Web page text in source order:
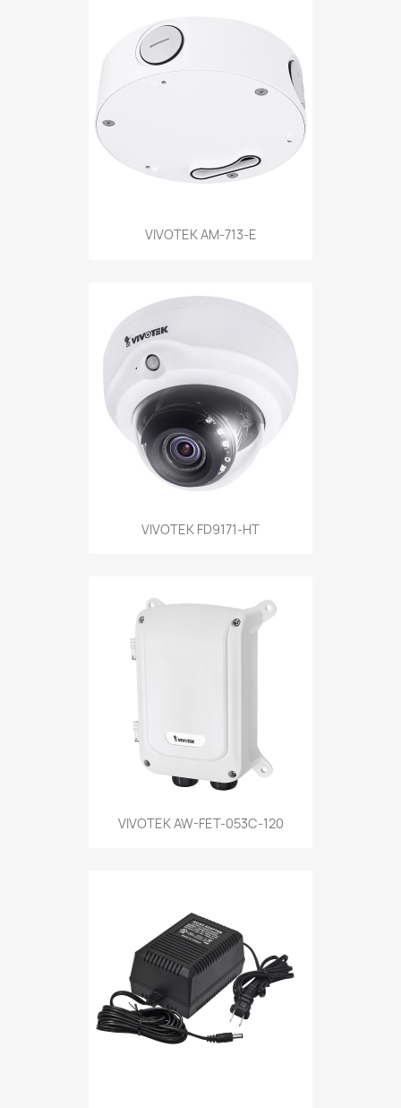
VIVOTEK AM-713-E
VIVOTEK FD9171-HT
VIVOTEK AW-FET-053C-120